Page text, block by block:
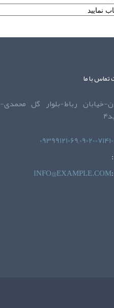
تماس با ما
خیابان رباط-بلوار گل محمدی-
09399121069,09020071410
INFO@EXAMPLE.COM